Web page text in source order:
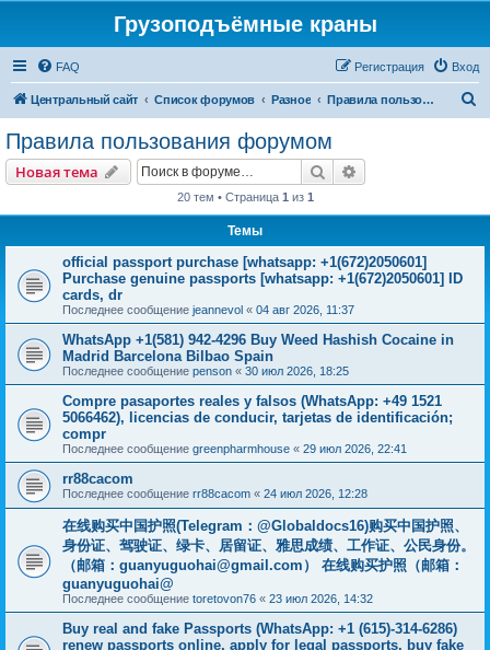
Грузоподъёмные краны
FAQ Вход
Регистрация
Центральный сайт Список форумов Разное Правила пользования форумом
Правила пользования форумом
Новая тема Поиск
20 тем • Страница 1 из 1
Темы
official passport purchase [whatsapp: +1(672)2050601]
Purchase genuine passports [whatsapp: +1(672)2050601] ID
cards, dr
Последнее сообщение jeannevol « 04 авг 2026, 11:37
WhatsApp +1(581) 942-4296 Buy Weed Hashish Cocaine in
Madrid Barcelona Bilbao Spain
Последнее сообщение penson « 30 июл 2026, 18:25
Compre pasaportes reales y falsos (WhatsApp: +49 1521
5066462), licencias de conducir, tarjetas de identificación;
compr
Последнее сообщение greenpharmhouse « 29 июл 2026, 22:41
rr88cacom
Последнее сообщение rr88cacom « 24 июл 2026, 12:28
在线购买中国护照(Telegram：@Globaldocs16)购买中国护照、
身份证、驾驶证、绿卡、居留证、雅思成绩、工作证、公民身份。
（邮箱： guanyuguohai@gmail.com ） 在线购买护照（邮箱：
guanyuguohai@
Последнее сообщение toretovon76 « 23 июл 2026, 14:32
Buy real and fake Passports (WhatsApp: +1 (615)-314-6286)
renew passports online, apply for legal passports, buy fake